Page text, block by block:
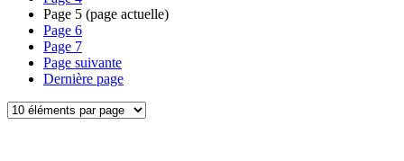
Page 5 (page actuelle)
Page 6
Page 7
Page suivante
Dernière page